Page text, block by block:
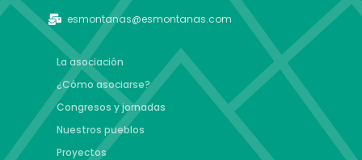
esmontanas@esmontanas.com
La asociación
¿Cómo asociarse?
Congresos y jornadas
Nuestros pueblos
Proyectos